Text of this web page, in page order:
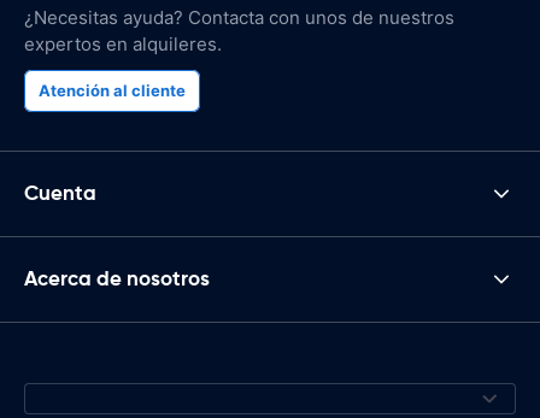
¿Necesitas ayuda? Contacta con unos de nuestros
expertos en alquileres.
Atención al cliente
Cuenta
Acerca de nosotros